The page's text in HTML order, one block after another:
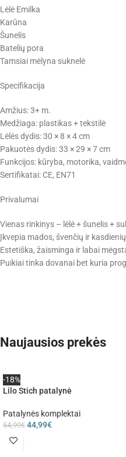
Lėlė Emilka
Karūna
Šunelis
Batelių pora
Tamsiai mėlyna suknelė
Specifikacija
Amžius: 3+ m.
Medžiaga: plastikas + tekstilė
Lėlės dydis: 30 × 8 × 4 cm
Pakuotės dydis: 33 × 29 × 7 cm
Funkcijos: kūryba, motorika,
Sertifikatai: CE, EN71
Privalumai
Vienas rinkinys – lėlė + šunelis +
Įkvepia mados, švenčių ir
Estetiška, žaisminga ir labai
Puikiai tinka dovanai bet kuria
Naujausios prekės
-18%
Lilo Stich patalynė
Patalynės komplektai
54,99€ 44,99€